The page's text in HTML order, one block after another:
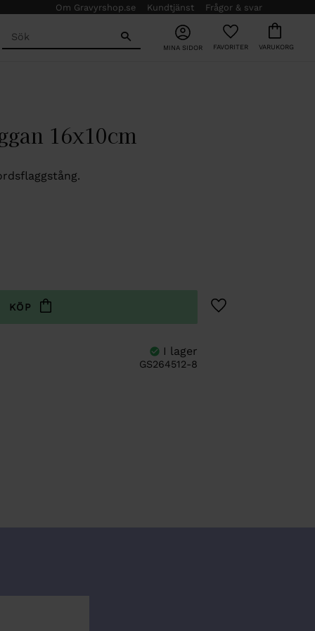
Om Gravyrshop.se Kundtjänst Frågor & svar
MINA SIDOR
FAVORITER
KUNDVAGN
16x10cm
Lägg till i favoriter
GS264512-8